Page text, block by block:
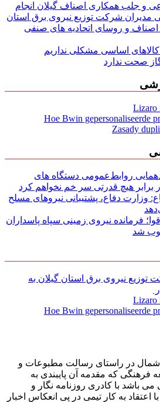
و جلب همکاری اصناف گیلان انجام
مدیران شركت توزیع نیروی برق استان
اصناف و روسای اتحادیه های صنفی
کالاهای اساسی مشکلی نداریم
صحت ندارد
Lizaro
Hoe Bwin gepersonaliseerde
Zasady
روابط‌عمومی دستگاه های
برابر هیچ قدرتی سر خم نخواهم کرد
وزارت دفاع، پشتیبانی نیرو‌های مسلح
فرمانده نیروی زمینی سپاه پاسداران
شد
توزیع نیروی برق استان گیلان به
Lizaro
Hoe Bwin gepersonaliseerde
شمال در راستای رسالت مطبوعات و
فرهنگی که مقدمه آن پایبندی به
باشد با کادری روزنامه نگار و
به کار تیمی در پی انعکاس اخبار